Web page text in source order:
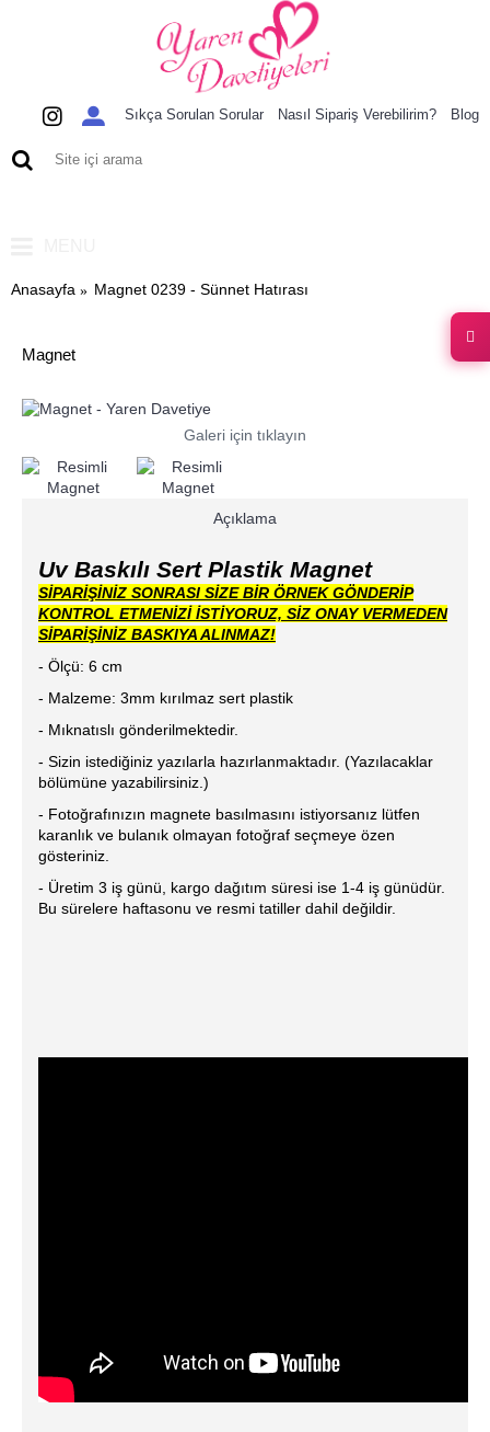
Sıkça Sorulan Sorular Nasıl Sipariş Verebilirim? Blog
Anasayfa Magnet 0239 - Sünnet Hatırası
Magnet
Galeri için tıklayın
Açıklama
Uv Baskılı Sert Plastik Magnet
SİPARİŞİNİZ SONRASI SİZE BİR ÖRNEK GÖNDERİP
KONTROL ETMENİZİ İSTİYORUZ, SİZ ONAY VERMEDEN
SİPARİŞİNİZ BASKIYA ALINMAZ!
- Ölçü: 6 cm
- Malzeme: 3mm kırılmaz sert plastik
- Mıknatıslı gönderilmektedir.
- Sizin istediğiniz yazılarla hazırlanmaktadır. (Yazılacaklar
bölümüne yazabilirsiniz.)
- Fotoğrafınızın magnete basılmasını istiyorsanız lütfen
karanlık ve bulanık olmayan fotoğraf seçmeye özen
gösteriniz.
- Üretim 3 iş günü, kargo dağıtım süresi ise 1-4 iş günüdür.
Bu sürelere haftasonu ve resmi tatiller dahil değildir.